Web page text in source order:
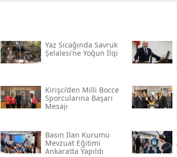
Yaz Sıcağında Savruk
Şelalesi’ne Yoğun İlgi
Kirişci’den Milli Bocce
Sporcularına Başarı
Mesajı
Basın İlan Kurumu
Mevzuat Eğitimi
Ankara’da Yapıldı